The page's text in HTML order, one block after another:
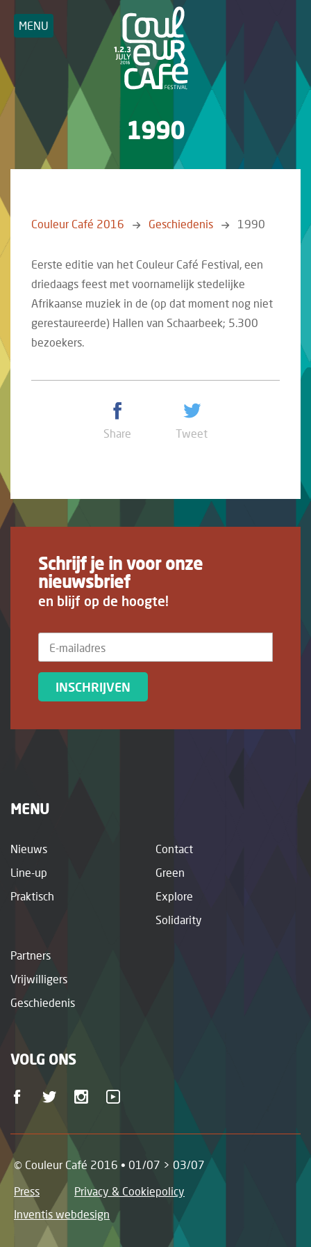
MENU
1990
Couleur Café 2016 Geschiedenis 1990
Eerste editie van het Couleur Café Festival, een
driedaags feest met voornamelijk stedelijke
Afrikaanse muziek in de (op dat moment nog niet
gerestaureerde) Hallen van Schaarbeek; 5.300
bezoekers.
Share Tweet
Schrijf je in voor onze
nieuwsbrief
en blijf op de hoogte!
INSCHRIJVEN
MENU
Nieuws
Line-up
Praktisch
Contact
Green
Explore
Solidarity
Partners
Vrijwilligers
Geschiedenis
VOLG ONS
© Couleur Café 2016 • 01/07 > 03/07
Press
Privacy & Cookiepolicy
Inventis webdesign